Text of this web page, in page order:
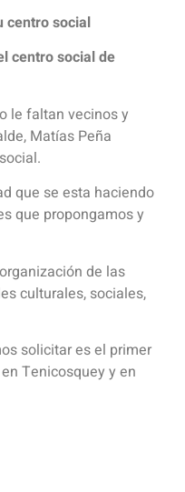
centro social
centro social de
le faltan vecinos y
Matías Peña
que se esta haciendo
que propongamos y
de las
culturales, sociales,
solicitar es el primer
Tenicosquey y en